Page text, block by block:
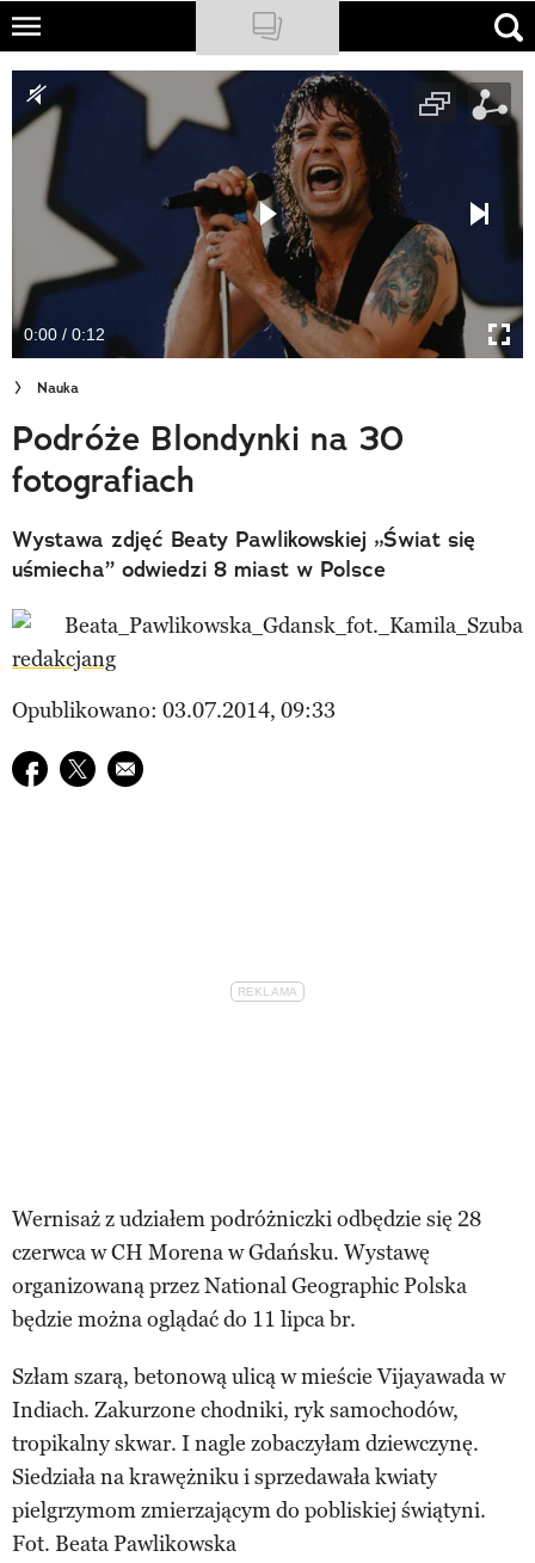
Skip
main
content
NATIONAL GEOGRAPHIC
TRAVELER
PODCASTY
Newsletter
Cuda Polski
Wielki Konkurs Fotograficzny
Trendbook Podróżniczy
Polecane
0:00 / 0:12
Nauka
Podróże Blondynki na 30
fotografiach
Wystawa zdjęć Beaty Pawlikowskiej „Świat się
uśmiecha” odwiedzi 8 miast w Polsce
redakcjang
Opublikowano: 03.07.2014, 09:33
Udostępnij na facebook
Udostępnij na twitter
E-mail do przyjaciela
Wernisaż z udziałem podróżniczki odbędzie się 28
czerwca w CH Morena w Gdańsku. Wystawę
organizowaną przez National Geographic Polska
będzie można oglądać do 11 lipca br.
Szłam szarą, betonową ulicą w mieście Vijayawada w
Indiach. Zakurzone chodniki, ryk samochodów,
tropikalny skwar. I nagle zobaczyłam dziewczynę.
Siedziała na krawężniku i sprzedawała kwiaty
pielgrzymom zmierzającym do pobliskiej świątyni.
Fot. Beata Pawlikowska